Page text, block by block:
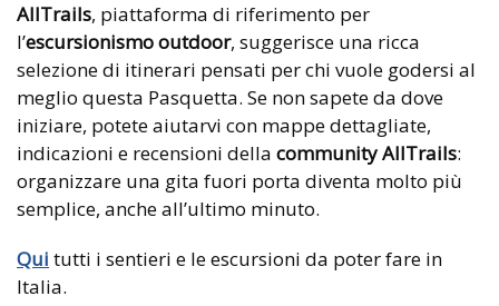
AllTrails, piattaforma di riferimento per
l’escursionismo outdoor, suggerisce una ricca
selezione di itinerari pensati per chi vuole godersi al
meglio questa Pasquetta. Se non sapete da dove
iniziare, potete aiutarvi con mappe dettagliate,
indicazioni e recensioni della community AllTrails:
organizzare una gita fuori porta diventa molto più
semplice, anche all’ultimo minuto.
Qui tutti i sentieri e le escursioni da poter fare in
Italia.